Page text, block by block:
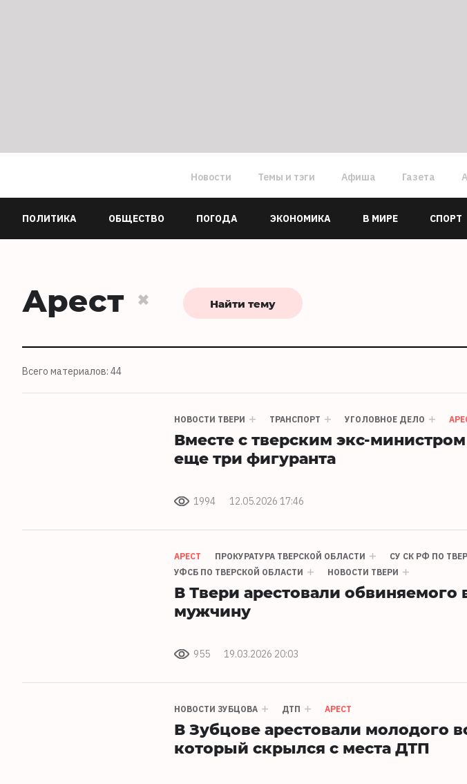
Новости Темы и тэги Афиша Газета
ПОЛИТИКА ОБЩЕСТВО ПОГОДА ЭКОНОМИКА В МИРЕ СПОРТ
Арест Найти тему
Всего материалов: 44
НОВОСТИ ТВЕРИ ТРАНСПОРТ УГОЛОВНОЕ ДЕЛО
Вместе с тверским экс-
еще три фигуранта
1994 12.05.2026 17:46
АРЕСТ ПРОКУРАТУРА ТВЕРСКОЙ ОБЛАСТИ
СУ СК РФ ПО
УФСБ ПО ТВЕРСКОЙ ОБЛАСТИ
НОВОСТИ ТВЕРИ
В Твери арестовали обвиняемого
мужчину
955 19.03.2026 20:03
НОВОСТИ ЗУБЦОВА ДТП АРЕСТ
В Зубцове арестовали молодого
который скрылся с места ДТП